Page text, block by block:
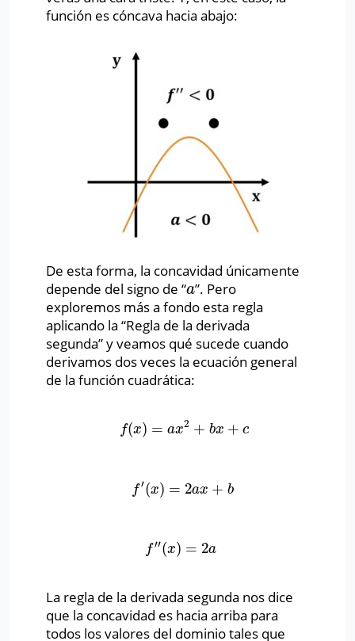
función es cóncava hacia abajo:
De esta forma, la concavidad únicamente
depende del signo de “a
a”. Pero
exploremos más a fondo esta regla
aplicando la “Regla de la derivada
segunda” y veamos qué sucede cuando
derivamos dos veces la ecuación general
de la función cuadrática:
f(x) = ax2 + bx + c
f(x)= ax2+ bx+c
f′(x) = 2ax + b
f′(x) =2 ax+b
f′′(x) = 2a
f″(x)= 2a
La regla de la derivada segunda nos dice
que la concavidad es hacia arriba para
todos los valores del dominio tales que